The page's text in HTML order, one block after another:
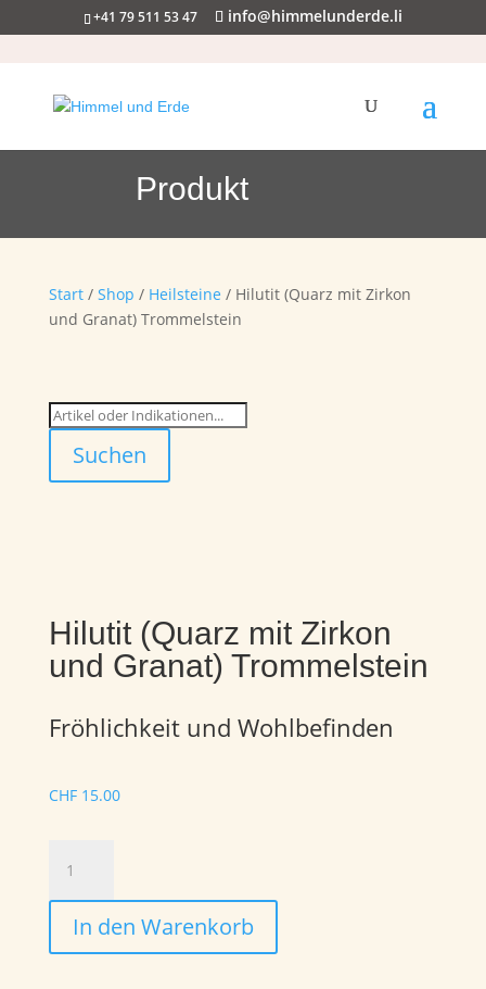
+41 79 511 53 47 info@himmelunderde.li
Produkt
Start/ Shop / Heilsteine / Hilutit (Quarz mit Zirkon
und Granat) Trommelstein
Suchen
Hilutit (Quarz mit Zirkon
und Granat) Trommelstein
Fröhlichkeit und Wohlbefinden
CHF15.00
(Quarz
mit
Zirkon
und
In den Warenkorb